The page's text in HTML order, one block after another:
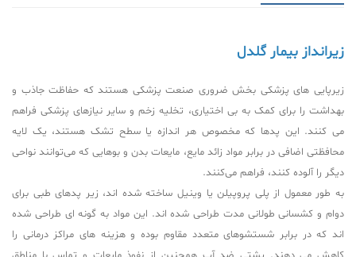
زیرانداز بیمار گلدل
زیرپایی های پزشکی بخش ضروری صنعت پزشکی هستند که حفاظت جاذب و
بهداشت را برای کمک به بی اختیاری، تخلیه زخم و سایر نیازهای پزشکی فراهم
می کنند. این پدها که مخصوص هر اندازه یا سطح تشک هستند، یک لایه
محافظتی اضافی در برابر مواد زائد مایع، مایعات بدن و بوهایی که می‌توانند نواحی
دیگر را آلوده کنند، فراهم می‌کنند.
به طور معمول از پلی پروپیلن یا وینیل ساخته شده اند، زیر پدهای طبی برای
دوام و کشسانی طولانی مدت طراحی شده اند. این مواد به گونه ای طراحی شده
اند که در برابر شستشوهای متعدد مقاوم بوده و هزینه های مراکز درمانی را